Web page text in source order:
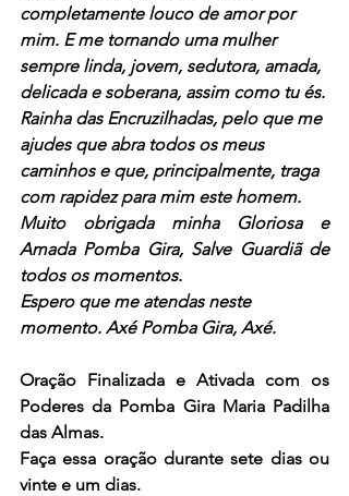
completamente louco de amor por
mim. E me tornando uma mulher
sempre linda, jovem, sedutora, amada,
delicada e soberana, assim como tu és.
Rainha das Encruzilhadas, pelo que me
ajudes que abra todos os meus
caminhos e que, principalmente, traga
com rapidez para mim este homem.
Muito obrigada minha Gloriosa e
Amada Pomba Gira, Salve Guardiã de
todos os momentos.
Espero que me atendas neste
momento. Axé Pomba Gira, Axé.
Oração Finalizada e Ativada com os
Poderes da Pomba Gira Maria Padilha
das Almas.
Faça essa oração durante sete dias ou
vinte e um dias.